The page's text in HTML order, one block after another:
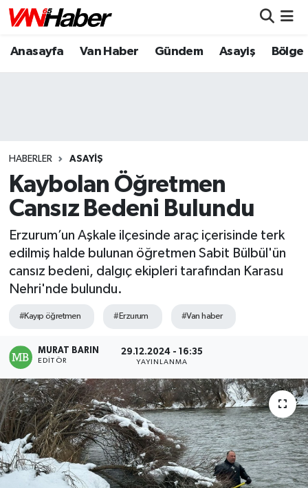
Anasayfa Van Haber Gündem Asayiş Bölge
HABERLER ASAYIŞ
Kaybolan Öğretmen
Cansız Bedeni Bulundu
Erzurum’un Aşkale ilçesinde araç içerisinde terk
edilmiş halde bulunan öğretmen Sabit Bülbül'ün
cansız bedeni, dalgıç ekipleri tarafından Karasu
Nehri'nde bulundu.
#Kayıp öğretmen #Erzurum #Van haber
MURAT BARIN
EDITÖR
29.12.2024 - 16:35
YAYINLANMA
Nöbetçi Eczaneler
Puan Durumu ve Fikstür
Tüm Manşetler
Son Dakika Haberleri
Haber Arşivi